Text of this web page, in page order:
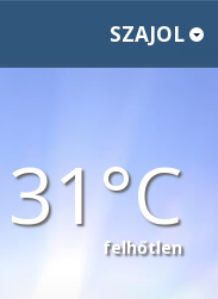
SZAJOL
31
felhőtlen